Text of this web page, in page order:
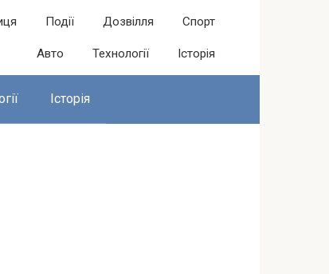
Події Дозвілля Спорт
Авто Технології Історія
Історія